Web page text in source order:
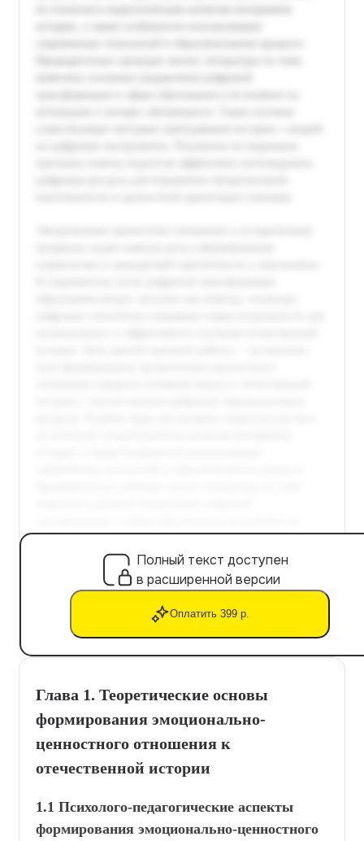
Полный текст доступен
в расширенной версии
Оплатить 399 р.
Глава 1. Теоретические основы
формирования эмоционально-
ценностного отношения к
отечественной истории
1.1 Психолого-педагогические аспекты
формирования эмоционально-ценностного